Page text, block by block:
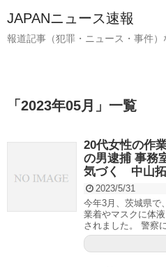
JAPANニュース速報
報道記事（犯罪・ニュース・事件）
「 2023年05月 」 一覧
20代女性の作
の男逮捕 事務
気づく 中山
2023/5/31
今年3月、茨城県で
業着やマスクに体
されました。 警察